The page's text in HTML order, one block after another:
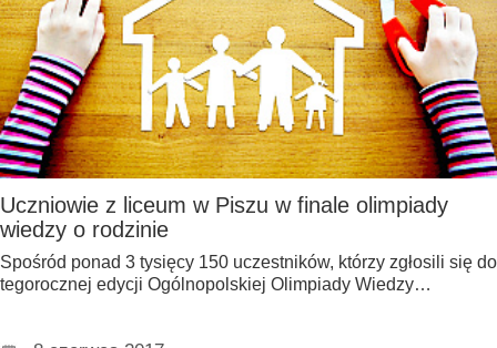
Uczniowie z liceum w Piszu w finale olimpiady
wiedzy o rodzinie
Spośród ponad 3 tysięcy 150 uczestników, którzy zgłosili się do
tegorocznej edycji Ogólnopolskiej Olimpiady Wiedzy…